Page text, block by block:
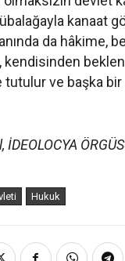
kanaat
da hâkime,
tutulur ve başka
İDEOLOCYA
Hukuk